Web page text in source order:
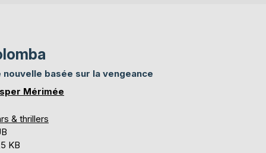
nouvelle basée sur la vengeance
Mérimée
& thrillers
KB